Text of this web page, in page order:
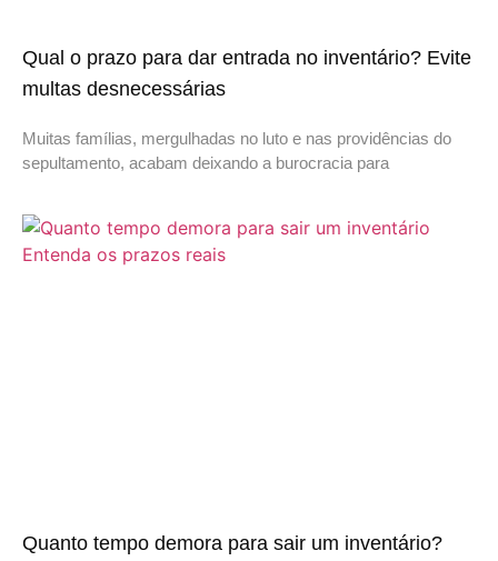
Qual o prazo para dar entrada no inventário? Evite
multas desnecessárias
Muitas famílias, mergulhadas no luto e nas providências do
sepultamento, acabam deixando a burocracia para
Quanto tempo demora para sair um inventário?